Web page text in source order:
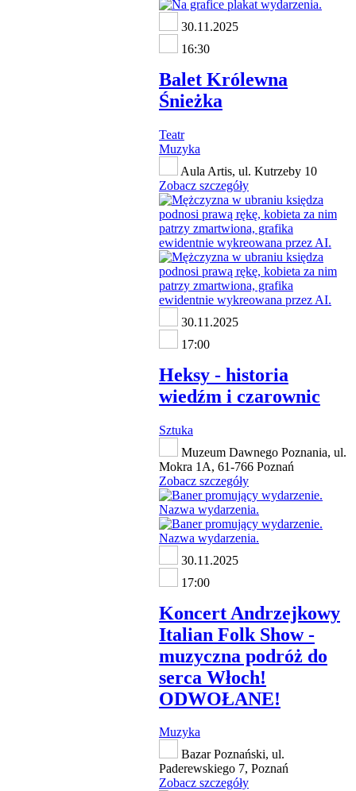
30.11.2025
16:30
Balet Królewna
Śnieżka
Teatr
Muzyka
Aula Artis, ul. Kutrzeby 10
Zobacz szczegóły
30.11.2025
17:00
Heksy - historia
wiedźm i czarownic
Sztuka
Muzeum Dawnego Poznania, ul.
Mokra 1A, 61-766 Poznań
Zobacz szczegóły
30.11.2025
17:00
Koncert Andrzejkowy
Italian Folk Show -
muzyczna podróż do
serca Włoch!
ODWOŁANE!
Muzyka
Bazar Poznański, ul.
Paderewskiego 7, Poznań
Zobacz szczegóły